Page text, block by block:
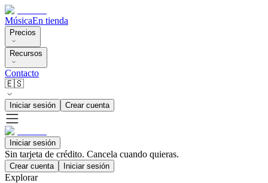
MúsicaEn tienda
Precios
Recursos
Contacto
🇪🇸
Iniciar sesión Crear cuenta
Iniciar sesión
Sin tarjeta de crédito. Cancela cuando quieras.
Crear cuenta Iniciar sesión
Explorar